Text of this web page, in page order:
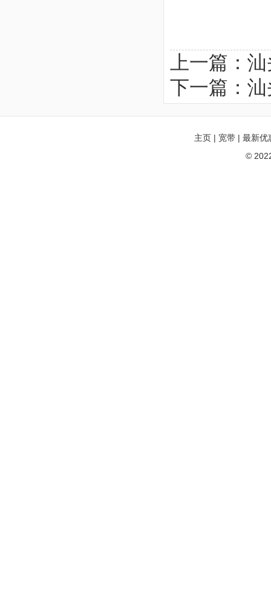
上一篇：
下一篇：
主页 | 宽带 | 最新优
©